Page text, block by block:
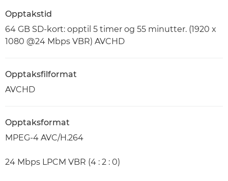
Opptakstid
64 GB SD-kort: opptil 5 timer og 55 minutter. (1920 x
1080 @24 Mbps VBR) AVCHD
Opptaksfilformat
AVCHD
Opptaksformat
MPEG-4 AVC/H.264
24 Mbps LPCM VBR (4 : 2 : 0)